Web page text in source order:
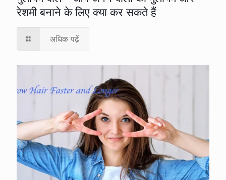
रेशमी बनाने के लिए क्या कर सकते हैं
अधिक पढ़ें